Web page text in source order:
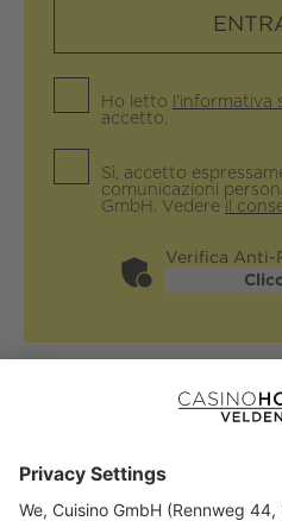
Ho letto l'informativa
accetto.
Sì, accetto
comunicazioni
GmbH. Vedere il
Verifica Anti-